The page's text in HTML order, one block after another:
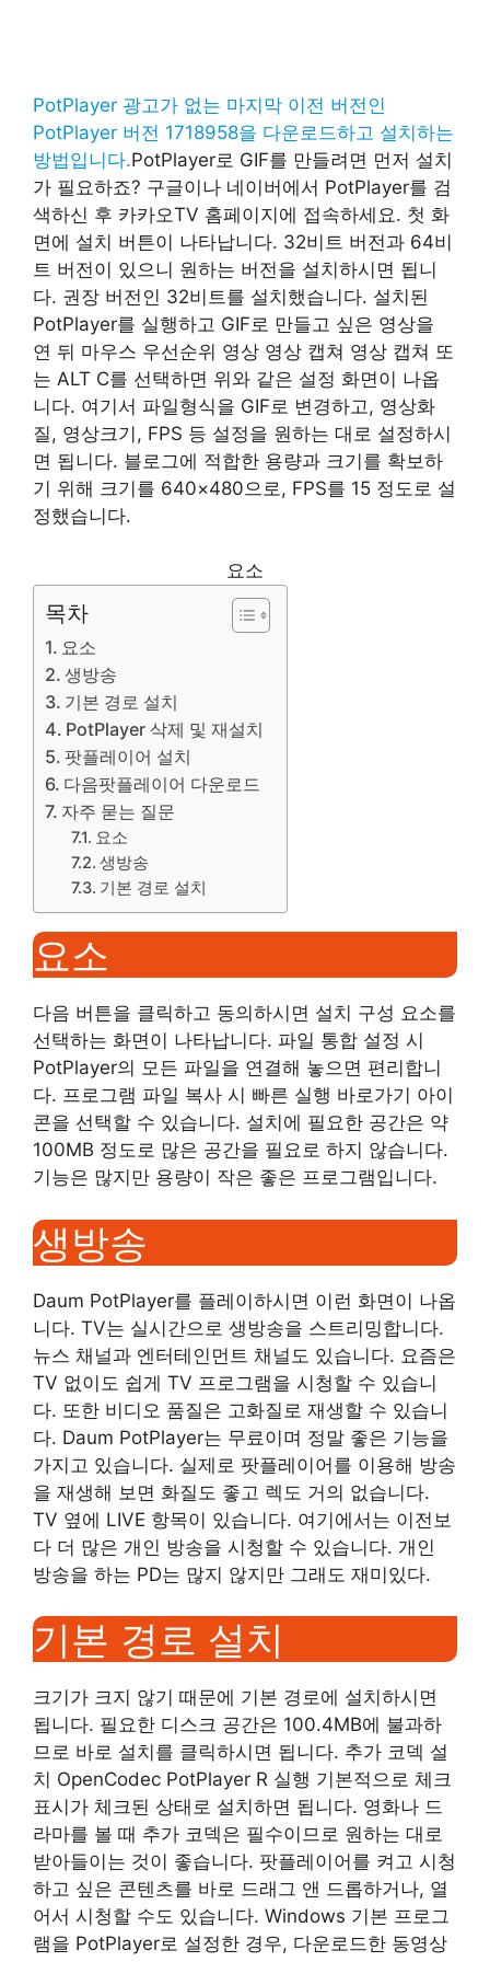
PotPlayer 광고가 없는 마지막 이전 버전인
PotPlayer 버전 1718958을 다운로드하고 설치하는
방법입니다.PotPlayer로 GIF를 만들려면 먼저 설치
가 필요하죠? 구글이나 네이버에서 PotPlayer를 검
색하신 후 카카오TV 홈페이지에 접속하세요. 첫 화
면에 설치 버튼이 나타납니다. 32비트 버전과 64비
트 버전이 있으니 원하는 버전을 설치하시면 됩니
다. 권장 버전인 32비트를 설치했습니다. 설치된
PotPlayer를 실행하고 GIF로 만들고 싶은 영상을
연 뒤 마우스 우선순위 영상 영상 캡쳐 영상 캡쳐 또
는 ALT C를 선택하면 위와 같은 설정 화면이 나옵
니다. 여기서 파일형식을 GIF로 변경하고, 영상화
질, 영상크기, FPS 등 설정을 원하는 대로 설정하시
면 됩니다. 블로그에 적합한 용량과 크기를 확보하
기 위해 크기를 640×480으로, FPS를 15 정도로 설
정했습니다.
요소
목차
요소
생방송
기본 경로 설치
PotPlayer 삭제 및 재설치
팟플레이어 설치
다음팟플레이어 다운로드
자주 묻는 질문
요소
생방송
기본 경로 설치
요소
다음 버튼을 클릭하고 동의하시면 설치 구성 요소를
선택하는 화면이 나타납니다. 파일 통합 설정 시
PotPlayer의 모든 파일을 연결해 놓으면 편리합니
다. 프로그램 파일 복사 시 빠른 실행 바로가기 아이
콘을 선택할 수 있습니다. 설치에 필요한 공간은 약
100MB 정도로 많은 공간을 필요로 하지 않습니다.
기능은 많지만 용량이 작은 좋은 프로그램입니다.
생방송
Daum PotPlayer를 플레이하시면 이런 화면이 나옵
니다. TV는 실시간으로 생방송을 스트리밍합니다.
뉴스 채널과 엔터테인먼트 채널도 있습니다. 요즘은
TV 없이도 쉽게 TV 프로그램을 시청할 수 있습니
다. 또한 비디오 품질은 고화질로 재생할 수 있습니
다. Daum PotPlayer는 무료이며 정말 좋은 기능을
가지고 있습니다. 실제로 팟플레이어를 이용해 방송
을 재생해 보면 화질도 좋고 렉도 거의 없습니다.
TV 옆에 LIVE 항목이 있습니다. 여기에서는 이전보
다 더 많은 개인 방송을 시청할 수 있습니다. 개인
방송을 하는 PD는 많지 않지만 그래도 재미있다.
기본 경로 설치
크기가 크지 않기 때문에 기본 경로에 설치하시면
됩니다. 필요한 디스크 공간은 100.4MB에 불과하
므로 바로 설치를 클릭하시면 됩니다. 추가 코덱 설
치 OpenCodec PotPlayer R 실행 기본적으로 체크
표시가 체크된 상태로 설치하면 됩니다. 영화나 드
라마를 볼 때 추가 코덱은 필수이므로 원하는 대로
받아들이는 것이 좋습니다. 팟플레이어를 켜고 시청
하고 싶은 콘텐츠를 바로 드래그 앤 드롭하거나, 열
어서 시청할 수도 있습니다. Windows 기본 프로그
램을 PotPlayer로 설정한 경우, 다운로드한 동영상